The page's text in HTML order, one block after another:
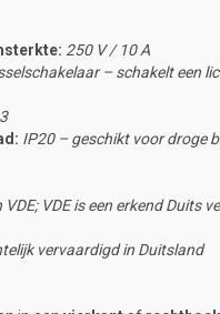
250 V / 10 A
– schakelt een
3
IP20 – geschikt voor droge
VDE; VDE is een erkend Duits
vervaardigd in Duitsland